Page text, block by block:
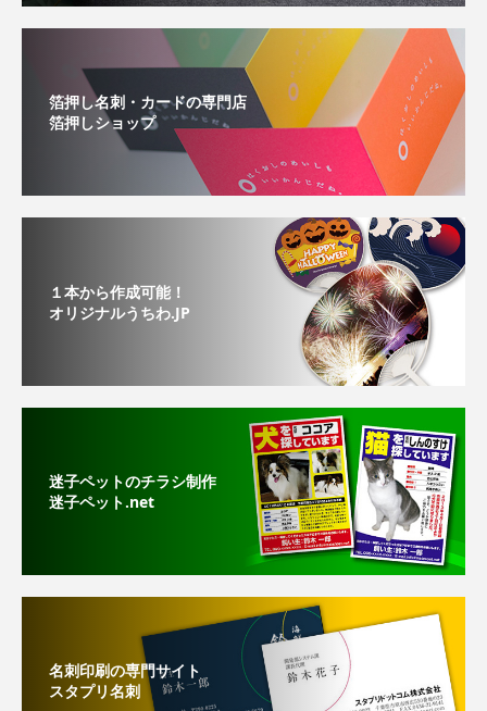
箔押し名刺・カードの専門店
箔押しショップ
１本から作成可能！
オリジナルうちわ.JP
迷子ペットのチラシ制作
迷子ペット.net
名刺印刷の専門サイト
スタプリ名刺